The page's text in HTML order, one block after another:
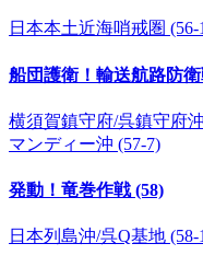
日本本土近海哨戒圏 (56-
船団護衛！輸送航路防衛
横須賀鎮守府/呉鎮守府
マンディー沖 (57-7)
発動！竜巻作戦 (58)
日本列島沖/呉Q基地 (58-